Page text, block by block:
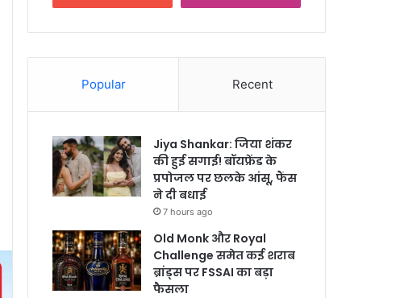
Popular Recent
Jiya Shankar: जिया शंकर
की हुई सगाई! बॉयफ्रेंड के
प्रपोजल पर छलके आंसू, फैंस
ने दी बधाई
7 hours ago
Old Monk और Royal
Challenge समेत कई शराब
ब्रांड्स पर FSSAI का बड़ा
फैसला